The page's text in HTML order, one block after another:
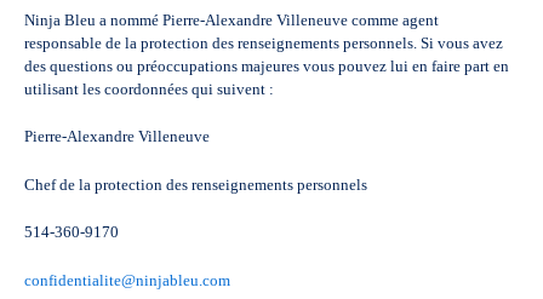
Ninja Bleu a nommé Pierre-Alexandre Villeneuve comme agent
responsable de la protection des renseignements personnels. Si vous avez
des questions ou préoccupations majeures vous pouvez lui en faire part en
utilisant les coordonnées qui suivent :
Pierre-Alexandre Villeneuve
Chef de la protection des renseignements personnels
514-360-9170
confidentialite@ninjableu.com